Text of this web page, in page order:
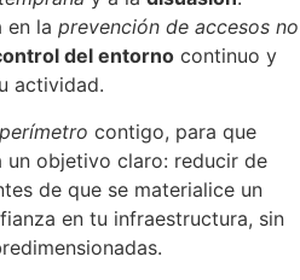
en la prevención de accesos no
del entorno continuo y
actividad.
contigo, para que
un objetivo claro: reducir de
de que se materialice un
en tu infraestructura, sin